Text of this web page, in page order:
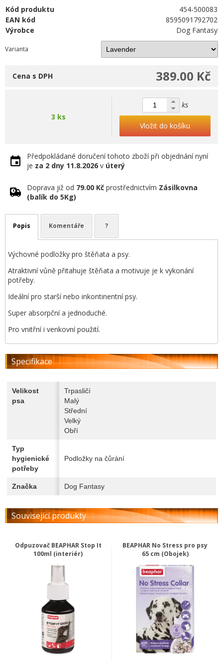
Kód produktu
454-500083
EAN kód
8595091792702
Výrobce
Dog Fantasy
Varianta
389.00 Kč
Cena s DPH
3 ks
ks
Vložit do košíku
Předpokládané doručení tohoto zboží při objednání nyní
je za 2 dny 11.8.2026 v úterý
Doprava již od 79.00 Kč prostřednictvím Zásilkovna
(balík do 5Kg)
Popis Komentáře ?
Výchovné podložky pro štěňata a psy.
Atraktivní vůně přitahuje štěňata a motivuje je k vykonání
potřeby.
Ideální pro starší nebo inkontinentní psy.
Super absorpční a jednoduché.
Pro vnitřní i venkovní použití.
Specifikace
Velikost
psa
Trpasličí
Malý
Střední
Velký
Obří
Typ
hygienické
potřeby
Podložky na čůrání
Značka Dog Fantasy
Související produkty
Odpuzovač BEAPHAR Stop It
100ml (interiér)
BEAPHAR No Stress pro psy
65 cm (Obojek)